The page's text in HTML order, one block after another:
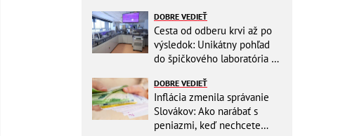
DOBRE VEDIEŤ
Cesta od odberu krvi až po
výsledok: Unikátny pohľad
do špičkového laboratória na
DOBRE VEDIEŤ
Inflácia zmenila správanie
Slovákov: Ako narábať s
peniazmi, keď nechcete